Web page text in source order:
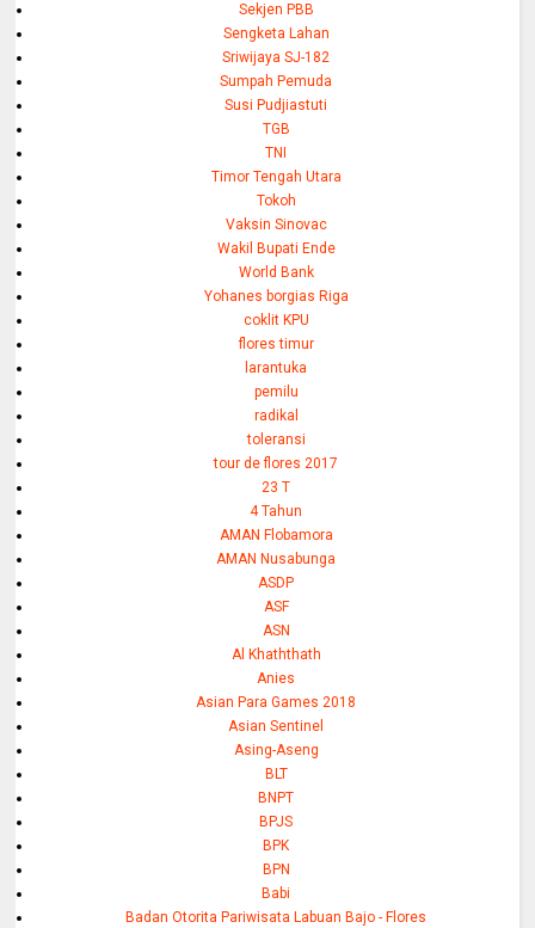
Sekjen PBB
Sengketa Lahan
Sriwijaya SJ-182
Sumpah Pemuda
Susi Pudjiastuti
TGB
TNI
Timor Tengah Utara
Tokoh
Vaksin Sinovac
Wakil Bupati Ende
World Bank
Yohanes borgias Riga
coklit KPU
flores timur
larantuka
pemilu
radikal
toleransi
tour de flores 2017
23 T
4 Tahun
AMAN Flobamora
AMAN Nusabunga
ASDP
ASF
ASN
Al Khaththath
Anies
Asian Para Games 2018
Asian Sentinel
Asing-Aseng
BLT
BNPT
BPJS
BPK
BPN
Babi
Badan Otorita Pariwisata Labuan Bajo - Flores